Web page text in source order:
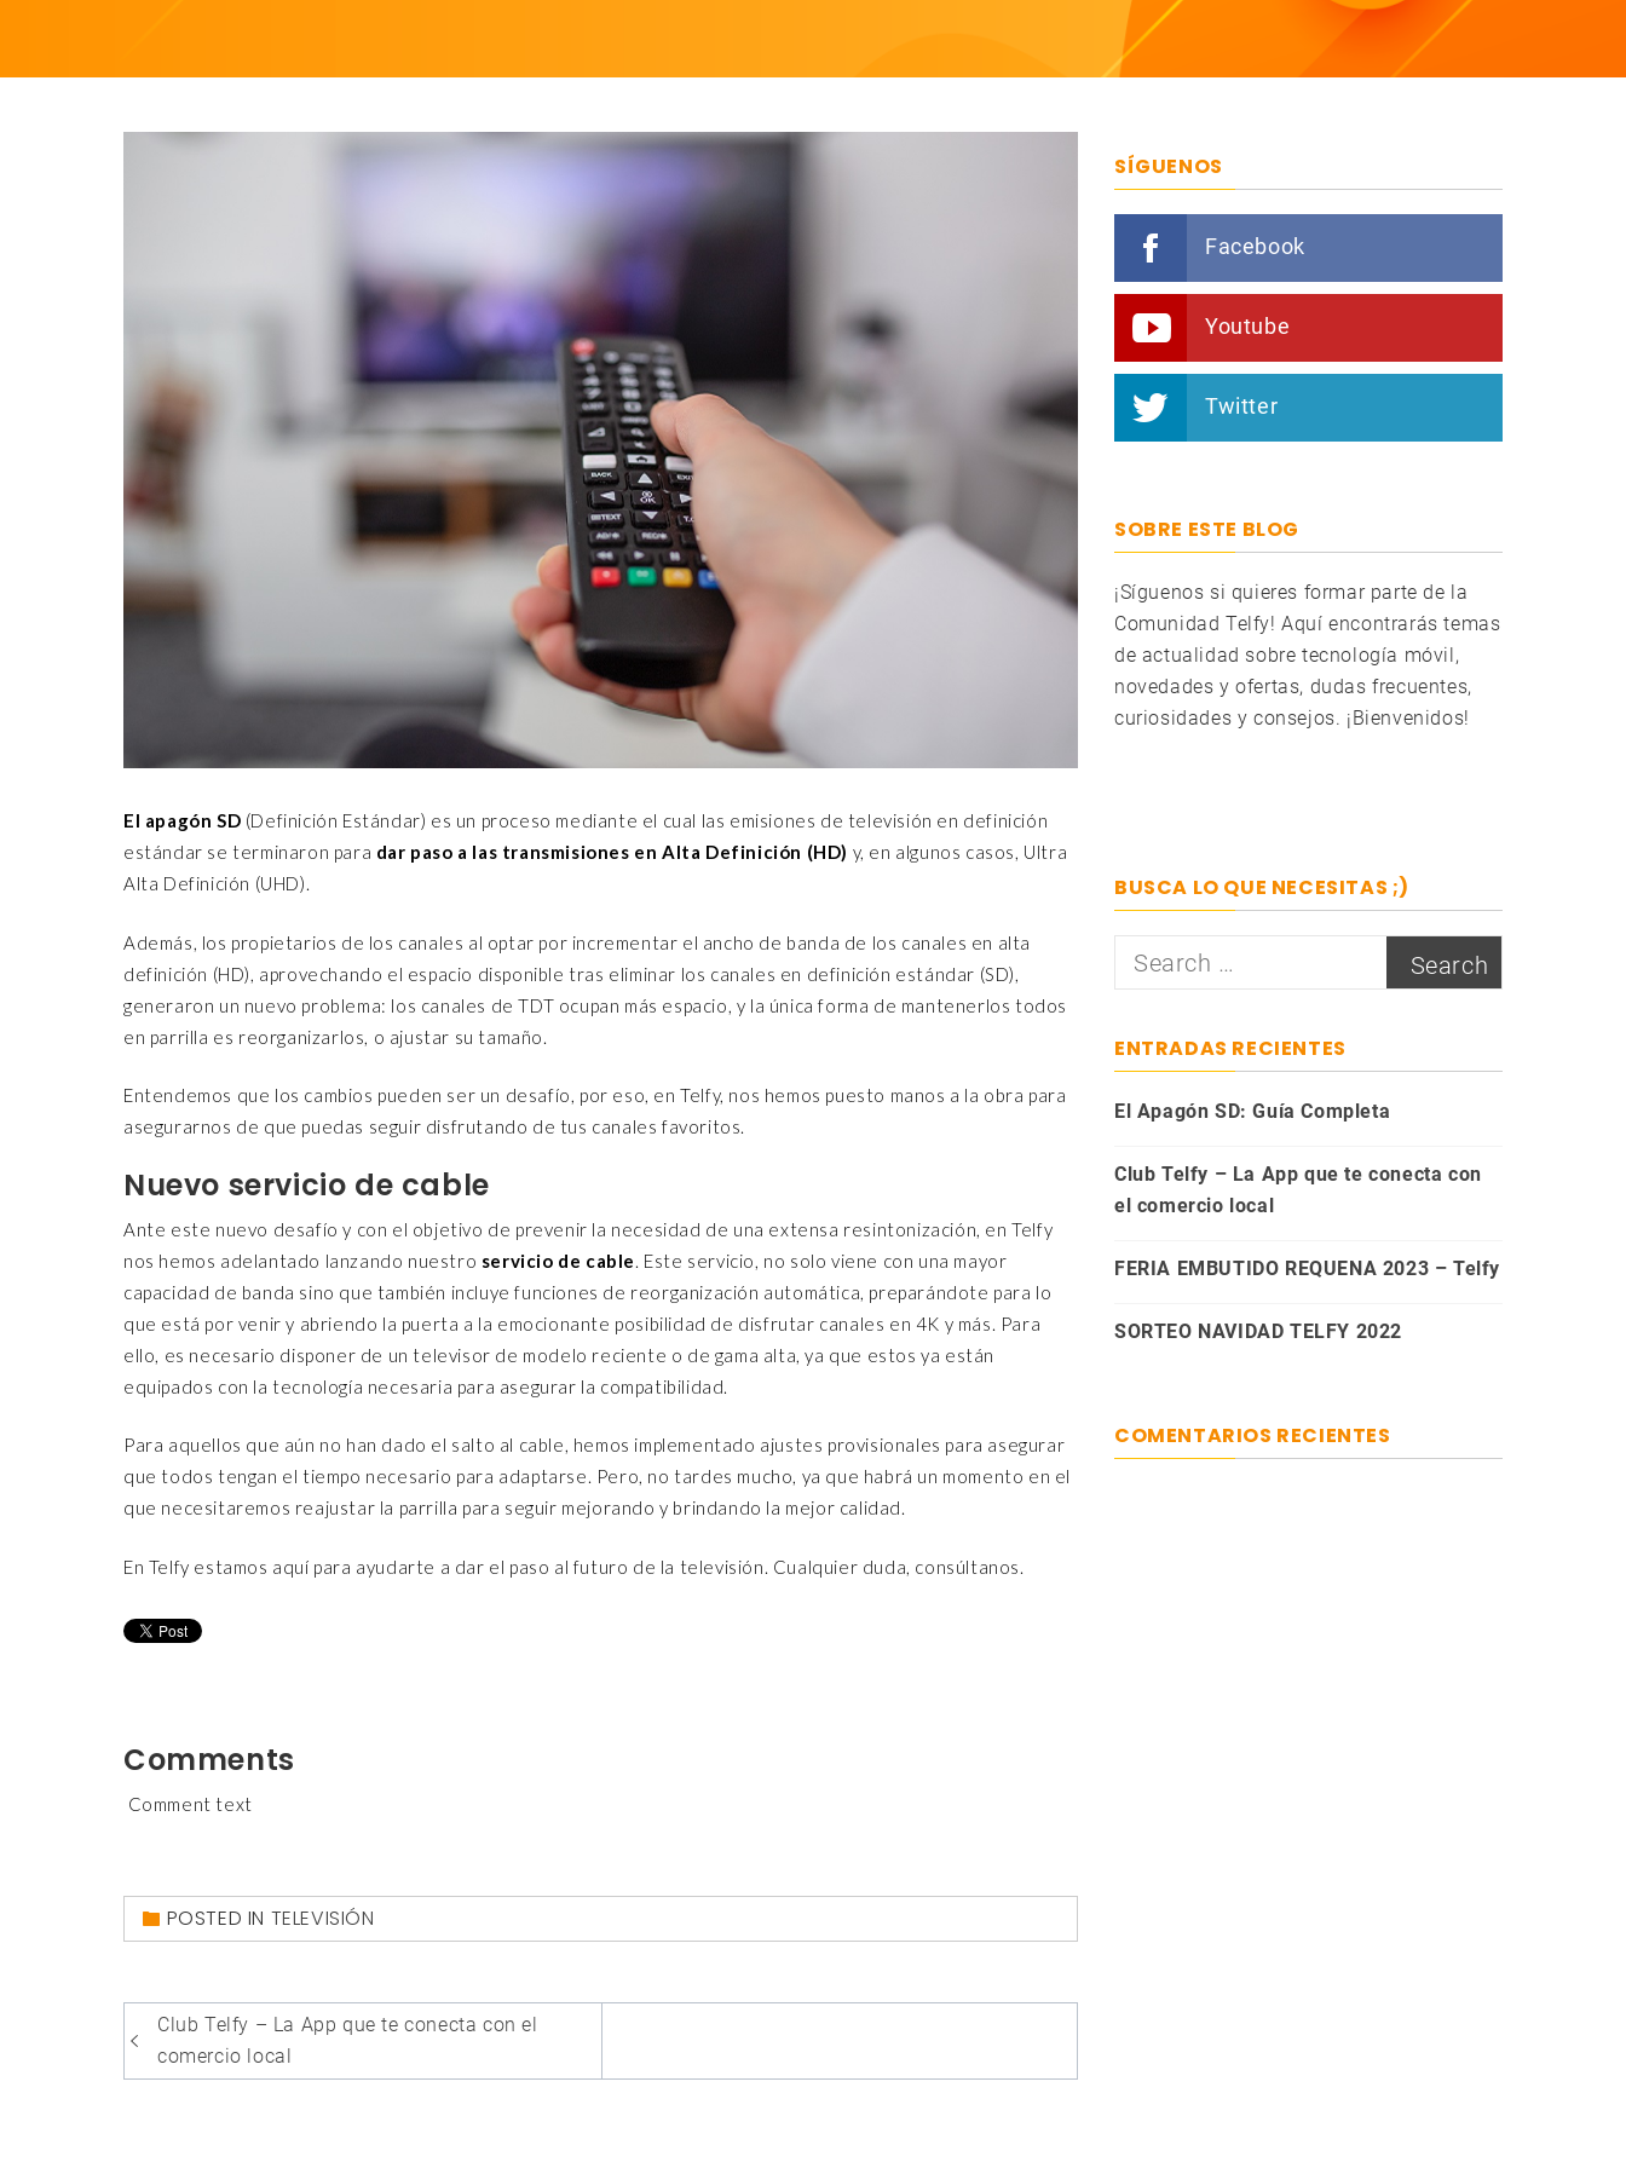
El apagón SD (Definición Estándar) es un proceso mediante el cual las emisiones de televisión en definición
estándar se terminaron para dar paso a las transmisiones en Alta Definición (HD) y, en algunos casos, Ultra
Alta Definición (UHD).
Además, los propietarios de los canales al optar por incrementar el ancho de banda de los canales en alta
definición (HD), aprovechando el espacio disponible tras eliminar los canales en definición estándar (SD),
generaron un nuevo problema: los canales de TDT ocupan más espacio, y la única forma de mantenerlos todos
en parrilla es reorganizarlos, o ajustar su tamaño.
Entendemos que los cambios pueden ser un desafío, por eso, en Telfy, nos hemos puesto manos a la obra para
asegurarnos de que puedas seguir disfrutando de tus canales favoritos.
Nuevo servicio de cable
Ante este nuevo desafío y con el objetivo de prevenir la necesidad de una extensa resintonización, en Telfy
nos hemos adelantado lanzando nuestro servicio de cable . Este servicio, no solo viene con una mayor
capacidad de banda sino que también incluye funciones de reorganización automática, preparándote para lo
que está por venir y abriendo la puerta a la emocionante posibilidad de disfrutar canales en 4K y más. Para
ello, es necesario disponer de un televisor de modelo reciente o de gama alta, ya que estos ya están
equipados con la tecnología necesaria para asegurar la compatibilidad.
Para aquellos que aún no han dado el salto al cable, hemos implementado ajustes provisionales para asegurar
que todos tengan el tiempo necesario para adaptarse. Pero, no tardes mucho, ya que habrá un momento en el
que necesitaremos reajustar la parrilla para seguir mejorando y brindando la mejor calidad.
En Telfy estamos aquí para ayudarte a dar el paso al futuro de la televisión. Cualquier duda, consúltanos.
Comments
Comment text
POSTED IN TELEVISIÓN
Post
navigation
Club Telfy – La App que te conecta con el
comercio local
SÍGUENOS
Facebook
Youtube
Twitter
SOBRE ESTE BLOG
¡Síguenos si quieres formar parte de la
Comunidad Telfy! Aquí encontrarás temas
de actualidad sobre tecnología móvil,
novedades y ofertas, dudas frecuentes,
curiosidades y consejos. ¡Bienvenidos!
BUSCA LO QUE NECESITAS ;)
Search
ENTRADAS RECIENTES
El Apagón SD: Guía Completa
Club Telfy – La App que te conecta con
el comercio local
FERIA EMBUTIDO REQUENA 2023 – Telfy
SORTEO NAVIDAD TELFY 2022
COMENTARIOS RECIENTES